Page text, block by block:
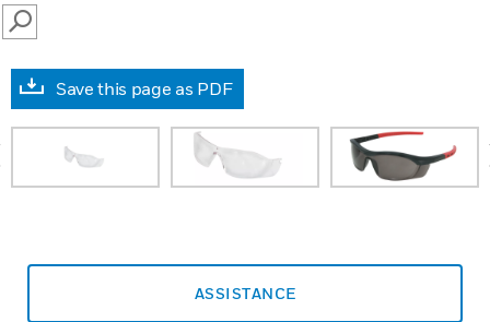
SEARCH
Save this page as PDF
ASSISTANCE